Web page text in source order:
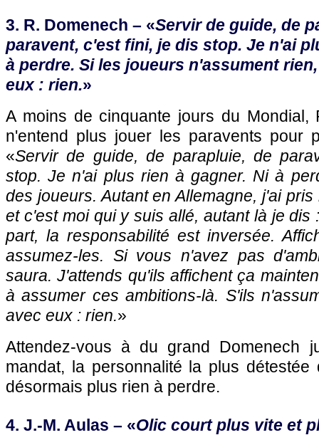
3. R. Domenech – «Servir de guide, de
paravent, c'est fini, je dis stop. Je n'ai
à perdre. Si les joueurs n'assument
eux : rien.»
A moins de cinquante jours du Mondial,
n'entend plus jouer les paravents pour
«Servir de guide, de parapluie, de
stop. Je n'ai plus rien à gagner. Ni à
des joueurs. Autant en Allemagne, j'ai
et c'est moi qui y suis allé, autant là je dis
part, la responsabilité est inversée.
assumez-les. Si vous n'avez pas
saura. J'attends qu'ils affichent ça
à assumer ces ambitions-là. S'ils
avec eux : rien.»
Attendez-vous à du grand Domenech
mandat, la personnalité la plus détestée
désormais plus rien à perdre.
4. J.-M. Aulas – «Olic court plus vite et